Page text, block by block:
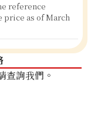
reference
price as of March
查詢我們。